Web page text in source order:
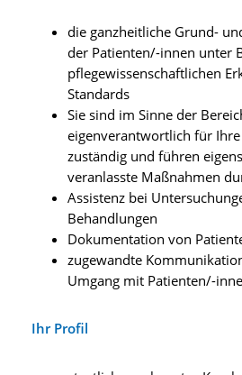
die ganzheitliche Grund-
der Patienten/-innen unter
pflegewissenschaftlichen
Standards
Sie sind im Sinne der
eigenverantwortlich für
zuständig und führen
veranlasste Maßnahmen
Assistenz bei
Behandlungen
Dokumentation von
zugewandte
Umgang mit Patienten/-
Ihr Profil